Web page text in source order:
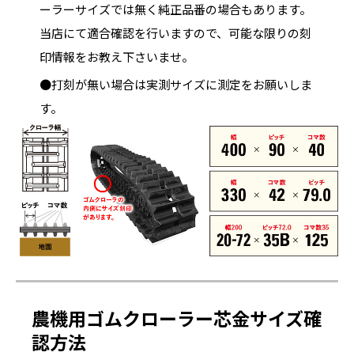
ーラーサイズでは無く純正品番の場合もあります。
当店にて適合確認を行いますので、可能な限りの刻
印情報をお教え下さいませ。
●打刻が無い場合は実測サイズに測定をお願いしま
す。
農機用ゴムクローラー芯金サイズ確
認方法